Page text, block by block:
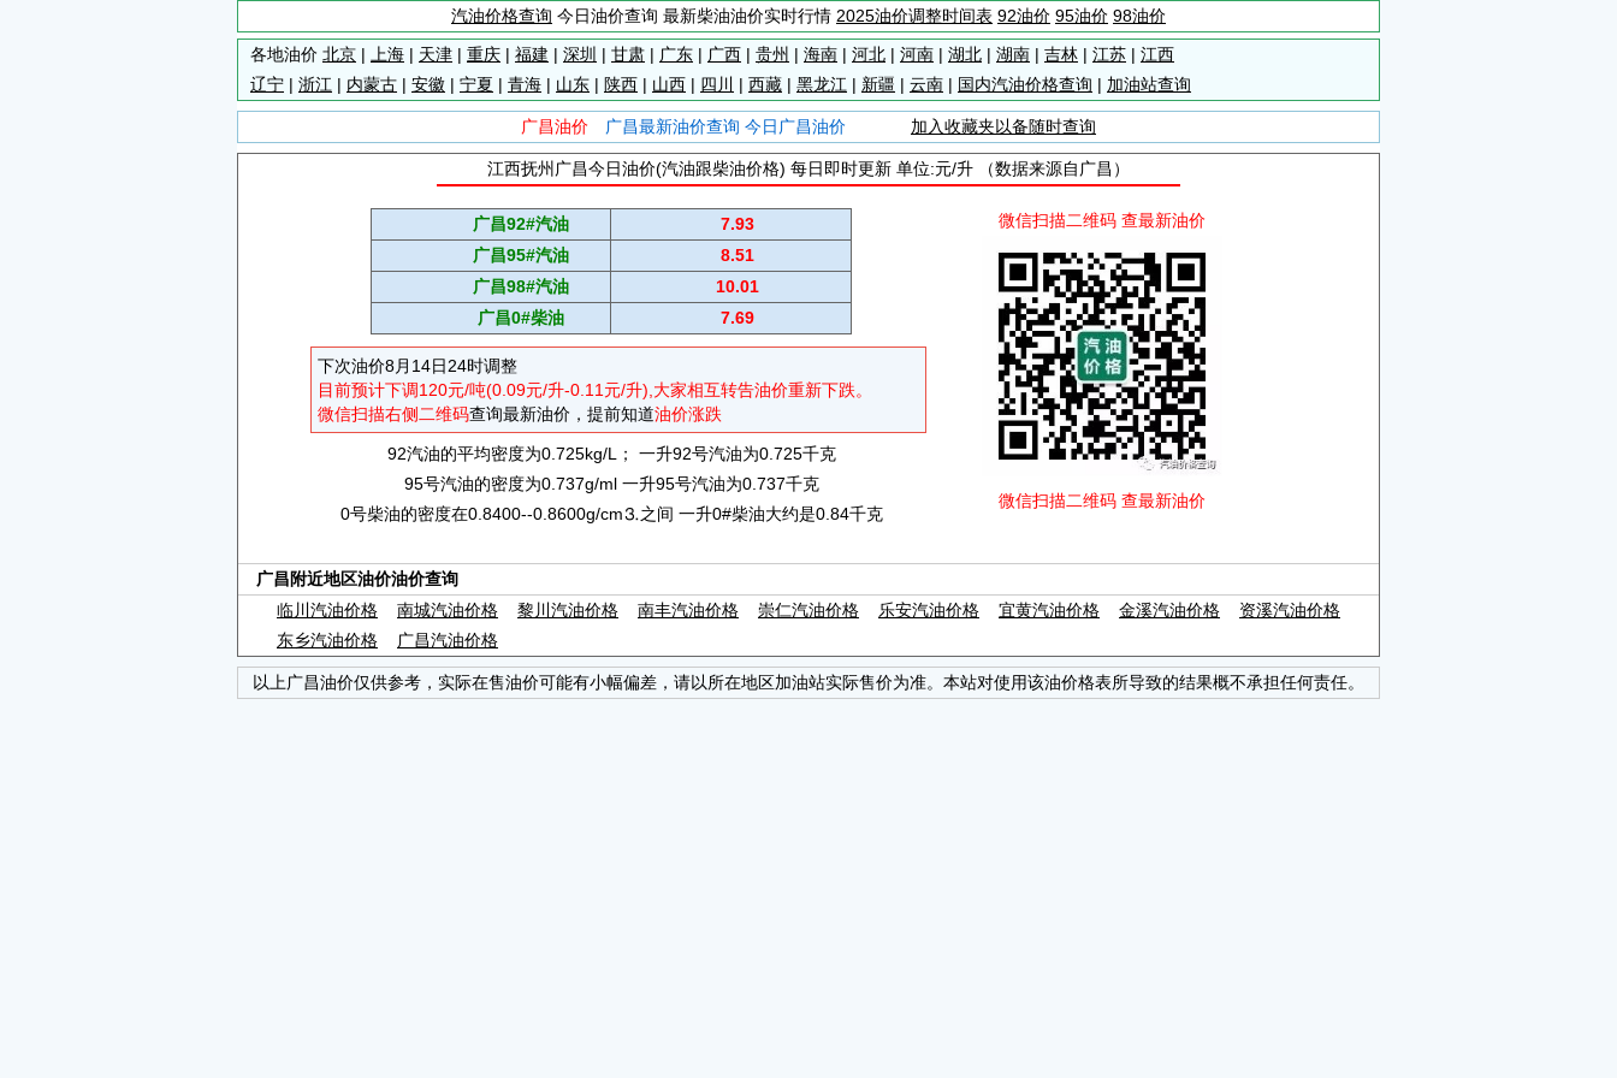
汽油价格查询 今日油价查询 最新柴油油价实时行情 2025油价调整时间表 92油价 95油价 98油价
各地油价 北京 | 上海 | 天津 | 重庆 | 福建 | 深圳 | 甘肃 | 广东 | 广西 | 贵州 | 海南 | 河北 | 河南 | 湖北 | 湖南 | 吉林 | 江苏 | 江西
辽宁 | 浙江 | 内蒙古 | 安徽 | 宁夏 | 青海 | 山东 | 陕西 | 山西 | 四川 | 西藏 | 黑龙江 | 新疆 | 云南 | 国内汽油价格查询 | 加油站查询
广昌油价 广昌最新油价查询 今日广昌油价 加入收藏夹以备随时查询
江西抚州广昌今日油价(汽油跟柴油价格) 每日即时更新 单位:元/升 （数据来源自广昌）
广昌92#汽油
7.93
广昌95#汽油
8.51
广昌98#汽油
10.01
广昌0#柴油
7.69
下次油价8月14日24时调整
目前预计下调120元/吨(0.09元/升-0.11元/升),大家相互转告油价重新下跌。
微信扫描右侧二维码查询最新油价，提前知道油价涨跌
92汽油的平均密度为0.725kg/L； 一升92号汽油为0.725千克
95号汽油的密度为0.737g/ml 一升95号汽油为0.737千克
0号柴油的密度在0.8400--0.8600g/cm⒊之间 一升0#柴油大约是0.84千克
微信扫描二维码 查最新油价
微信扫描二维码 查最新油价
广昌附近地区油价油价查询
临川汽油价格
南城汽油价格 黎川汽油价格 南丰汽油价格 崇仁汽油价格 乐安汽油价格 宜黄汽油价格 金溪汽油价格
资溪汽油价格
东乡汽油价格
广昌汽油价格
以上广昌油价仅供参考，实际在售油价可能有小幅偏差，请以所在地区加油站实际售价为准。本站对使用该油价格表所导致的结果概不承担任何责任。